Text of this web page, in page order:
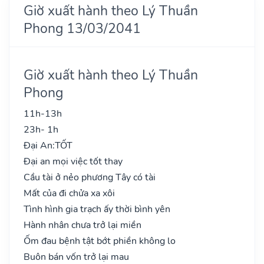
Giờ xuất hành theo Lý Thuần
Phong 13/03/2041
Giờ xuất hành theo Lý Thuần
Phong
11h-13h
23h- 1h
Đại An:TỐT
Đại an mọi việc tốt thay
Cầu tài ở nẻo phương Tây có tài
Mất của đi chửa xa xôi
Tình hình gia trạch ấy thời bình yên
Hành nhân chưa trở lại miền
Ốm đau bệnh tật bớt phiền không lo
Buôn bán vốn trở lại mau